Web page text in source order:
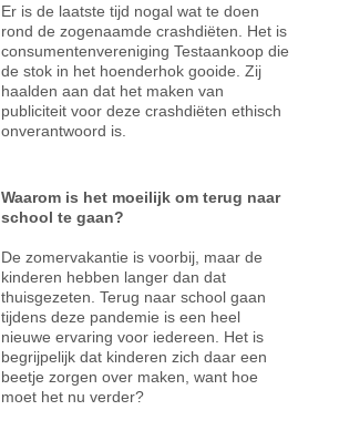
Er is de laatste tijd nogal wat te doen
rond de zogenaamde crashdiëten. Het is
consumentenvereniging Testaankoop die
de stok in het hoenderhok gooide. Zij
haalden aan dat het maken van
publiciteit voor deze crashdiëten ethisch
onverantwoord is.
Waarom is het moeilijk om terug naar
school te gaan?
De zomervakantie is voorbij, maar de
kinderen hebben langer dan dat
thuisgezeten. Terug naar school gaan
tijdens deze pandemie is een heel
nieuwe ervaring voor iedereen. Het is
begrijpelijk dat kinderen zich daar een
beetje zorgen over maken, want hoe
moet het nu verder?